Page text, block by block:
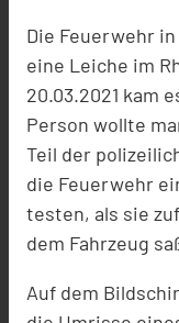
Die Feuerwehr
eine Leiche im
20.03.2021 kam
Person wollte
Teil der
die Feuerwehr
testen, als sie
dem Fahrzeug
Auf dem